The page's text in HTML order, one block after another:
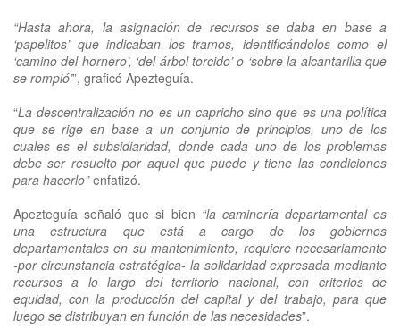
“Hasta ahora, la asignación de recursos se daba en base a
‘papelitos’ que indicaban los tramos, identificándolos como el
‘camino del hornero’, ‘del árbol torcido’ o ‘sobre la alcantarilla que
se rompió’”, graficó Apezteguía.
“La descentralización no es un capricho sino que es una política
que se rige en base a un conjunto de principios, uno de los
cuales es el subsidiaridad, donde cada uno de los problemas
debe ser resuelto por aquel que puede y tiene las condiciones
para hacerlo”enfatizó.
Apezteguía señaló que si bien “la caminería departamental es
una estructura que está a cargo de los gobiernos
departamentales en su mantenimiento, requiere necesariamente
-por circunstancia estratégica- la solidaridad expresada mediante
recursos a lo largo del territorio nacional, con criterios de
equidad, con la producción del capital y del trabajo, para que
luego se distribuyan en función de las necesidades”.